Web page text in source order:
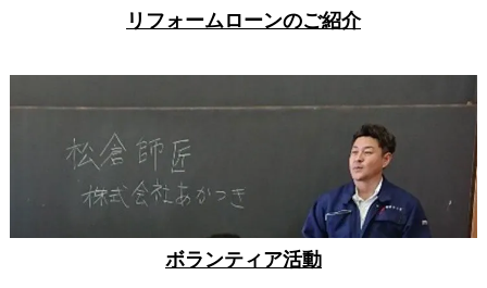
リフォームローンのご紹介
ボランティア活動